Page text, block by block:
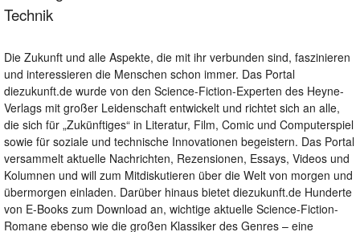
Technik
Die Zukunft und alle Aspekte, die mit ihr verbunden sind, faszinieren
und interessieren die Menschen schon immer. Das Portal
diezukunft.de wurde von den Science-Fiction-Experten des Heyne-
Verlags mit großer Leidenschaft entwickelt und richtet sich an alle,
die sich für „Zukünftiges“ in Literatur, Film, Comic und Computerspiel
sowie für soziale und technische Innovationen begeistern. Das Portal
versammelt aktuelle Nachrichten, Rezensionen, Essays, Videos und
Kolumnen und will zum Mitdiskutieren über die Welt von morgen und
übermorgen einladen. Darüber hinaus bietet diezukunft.de Hunderte
von E-Books zum Download an, wichtige aktuelle Science-Fiction-
Romane ebenso wie die großen Klassiker des Genres – eine